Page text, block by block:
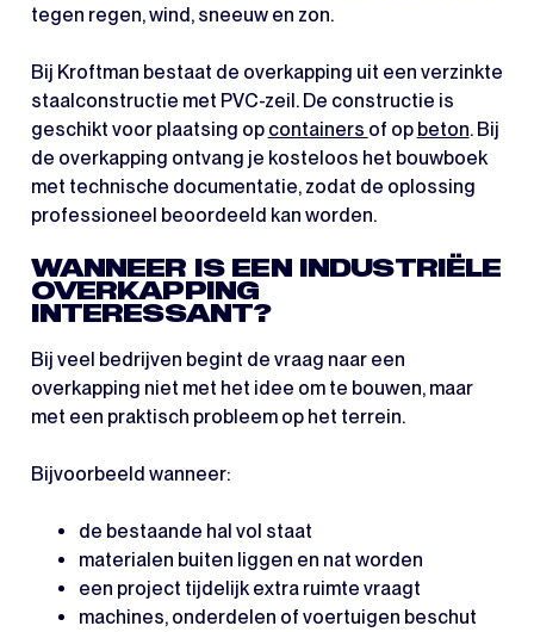
tegen regen, wind, sneeuw en zon.
Bij Kroftman bestaat de overkapping uit een verzinkte
staalconstructie met PVC-zeil. De constructie is
geschikt voor plaatsing op containers of op beton. Bij
de overkapping ontvang je kosteloos het bouwboek
met technische documentatie, zodat de oplossing
professioneel beoordeeld kan worden.
WANNEER IS EEN INDUSTRIËLE
OVERKAPPING
INTERESSANT?
Bij veel bedrijven begint de vraag naar een
overkapping niet met het idee om te bouwen, maar
met een praktisch probleem op het terrein.
Bijvoorbeeld wanneer:
de bestaande hal vol staat
materialen buiten liggen en nat worden
een project tijdelijk extra ruimte vraagt
machines, onderdelen of voertuigen beschut